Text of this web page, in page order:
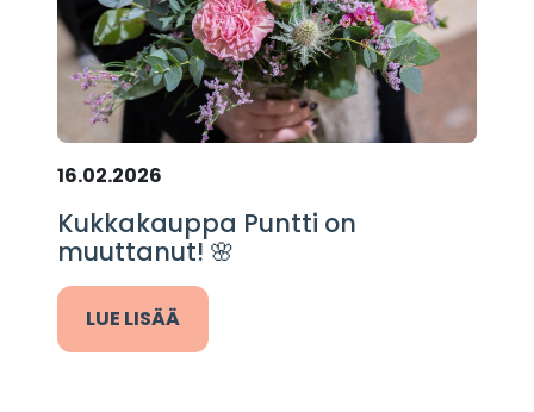
16.02.2026
Kukkakauppa Puntti on
muuttanut! 🌸
LUE LISÄÄ